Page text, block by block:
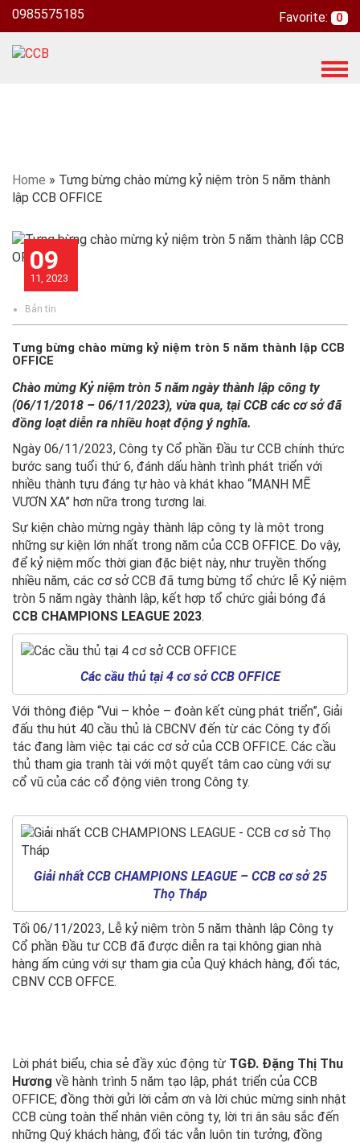
0985575185 Favorite: 0
T
g
Home » Tưng bừng chào mừng kỷ niệm tròn 5 năm thành
lập CCB OFFICE
09
11, 2023
Bản tin
Tưng bừng chào mừng kỷ niệm tròn 5 năm thành lập CCB
OFFICE
Chào mừng Kỷ niệm tròn 5 năm ngày thành lập công ty
(06/11/2018 – 06/11/2023), vừa qua, tại CCB các cơ sở đã
đồng loạt diễn ra nhiều hoạt động ý nghĩa.
Ngày 06/11/2023, Công ty Cổ phần Đầu tư CCB chính thức
bước sang tuổi thứ 6, đánh dấu hành trình phát triển với
nhiều thành tựu đáng tự hào và khát khao “MẠNH MẼ
VƯƠN XA” hơn nữa trong tương lai.
Sự kiện chào mừng ngày thành lập công ty là một trong
những sự kiện lớn nhất trong năm của CCB OFFICE. Do vậy,
để kỷ niệm mốc thời gian đặc biệt này, như truyền thống
nhiều năm, các cơ sở CCB đã tưng bừng tổ chức lễ Kỷ niệm
tròn 5 năm ngày thành lập, kết hợp tổ chức giải bóng đá
CCB CHAMPIONS LEAGUE 2023.
Các cầu thủ tại 4 cơ sở CCB OFFICE
Với thông điệp “Vui – khỏe – đoàn kết cùng phát triển”, Giải
đấu thu hút 40 cầu thủ là CBCNV đến từ các Công ty đối
tác đang làm việc tại các cơ sở của CCB OFFICE. Các cầu
thủ tham gia tranh tài với một quyết tâm cao cùng với sự
cổ vũ của các cổ động viên trong Công ty.
Giải nhất CCB CHAMPIONS LEAGUE – CCB cơ sở 25
Thọ Tháp
Tối 06/11/2023, Lễ kỷ niệm tròn 5 năm thành lập Công ty
Cổ phần Đầu tư CCB đã được diễn ra tại không gian nhà
hàng ấm cúng với sự tham gia của Quý khách hàng, đối tác,
CBNV CCB OFFCE.
Lời phát biểu, chia sẻ đầy xúc động từ TGĐ. Đặng Thị Thu
Hương về hành trình 5 năm tạo lập, phát triển của CCB
OFFICE; đồng thời gửi lời cảm ơn và lời chúc mừng sinh nhật
CCB cùng toàn thể nhân viên công ty, lời tri ân sâu sắc đến
những Quý khách hàng, đối tác vẫn luôn tin tưởng, đồng